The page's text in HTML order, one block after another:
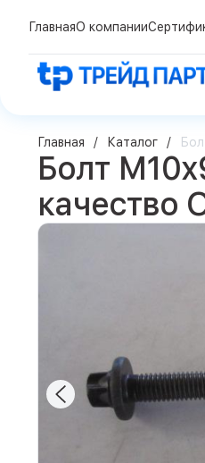
ГлавнаяО компании
Главная Каталог
Болт
качество